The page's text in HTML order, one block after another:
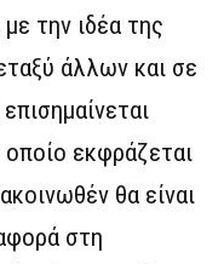
την ιδέα της
άλλων και σε
εκφράζεται
θα είναι
στη